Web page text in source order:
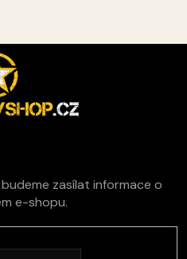
zasílat informace o
e-shopu.